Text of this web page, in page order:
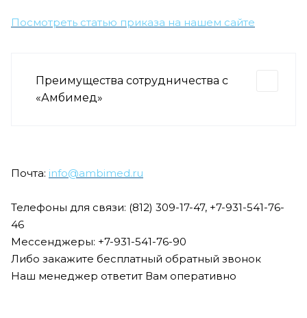
Посмотреть статью приказа на нашем сайте
Преимущества сотрудничества с
«Амбимед»
Почта: info@ambimed.ru
Телефоны для связи: (812) 309-17-47, +7-931-541-76-
46
Мессенджеры: +7-931-541-76-90
Либо закажите бесплатный обратный звонок
Наш менеджер ответит Вам оперативно